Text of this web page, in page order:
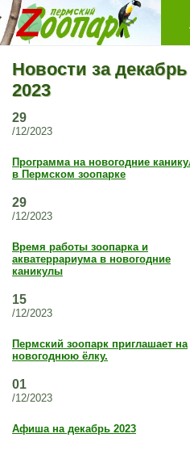
Новости за декабрь
2023
29
/12/2023
Программа на новогодние
в Пермском зоопарке
29
/12/2023
Время работы зоопарка и
акватеррариума в новогодние
каникулы
15
/12/2023
Пермский зоопарк приглашает на
новогоднюю ёлку.
01
/12/2023
Афиша на декабрь 2023